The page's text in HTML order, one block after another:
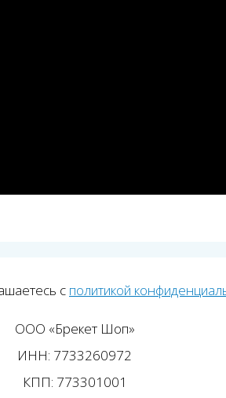
с политикой
ООО «Брекет Шоп»
ИНН: 7733260972
КПП: 773301001